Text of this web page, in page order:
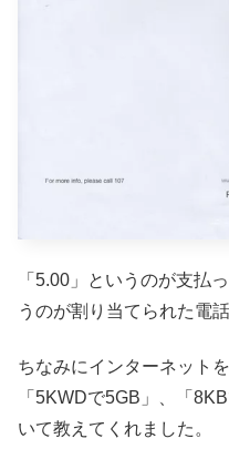
「5.00」というのが支払
うのが割り当てられた電
ちなみにインターネット
「5KWDで5GB」、「
いて教えてくれました。